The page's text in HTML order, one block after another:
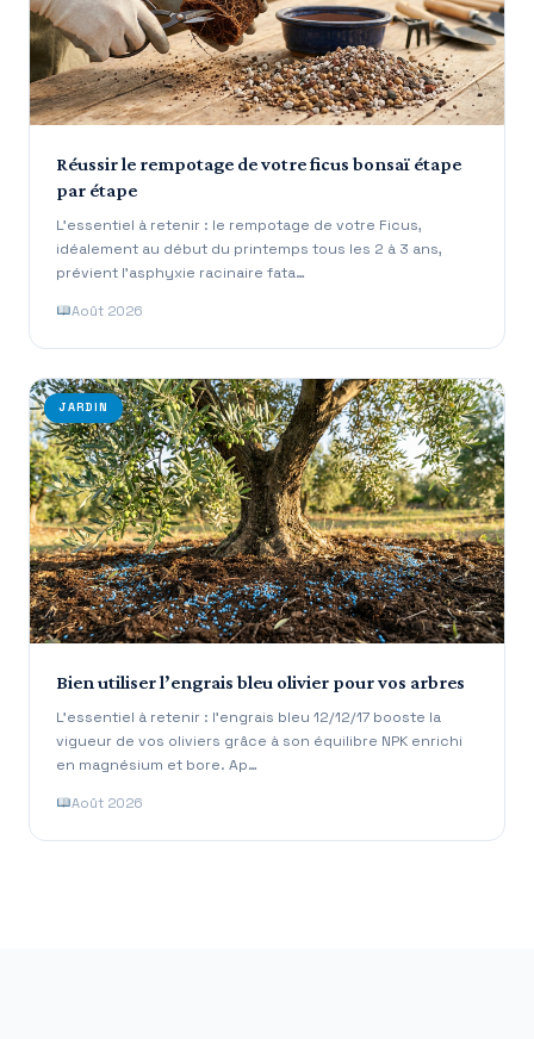
Réussir le rempotage de votre ficus bonsaï étape
par étape
L’essentiel à retenir : le rempotage de votre Ficus,
idéalement au début du printemps tous les 2 à 3 ans,
prévient l’asphyxie racinaire fata…
Août 2026
JARDIN
Bien utiliser l’engrais bleu olivier pour vos arbres
L’essentiel à retenir : l’engrais bleu 12/12/17 booste la
vigueur de vos oliviers grâce à son équilibre NPK enrichi
en magnésium et bore. Ap…
Août 2026